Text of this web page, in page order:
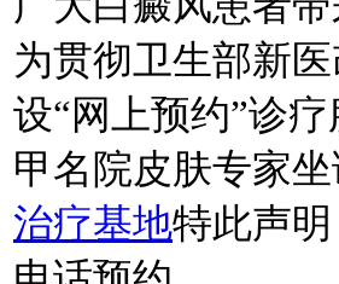
为贯彻卫生部新
设“网上预约”诊
甲名院皮肤专家
治疗基地特此声